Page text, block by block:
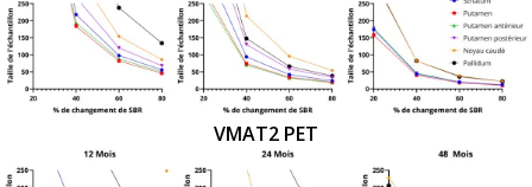
VMAT2 PET